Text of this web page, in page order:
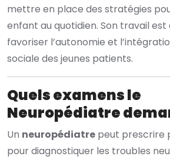
mettre en place des stratégies
enfant au quotidien. Son travail
favoriser l’autonomie et
sociale des jeunes patients.
Quels examens le
Neuropédiatre
Un neuropédiatre peut prescrire
pour diagnostiquer les troubles